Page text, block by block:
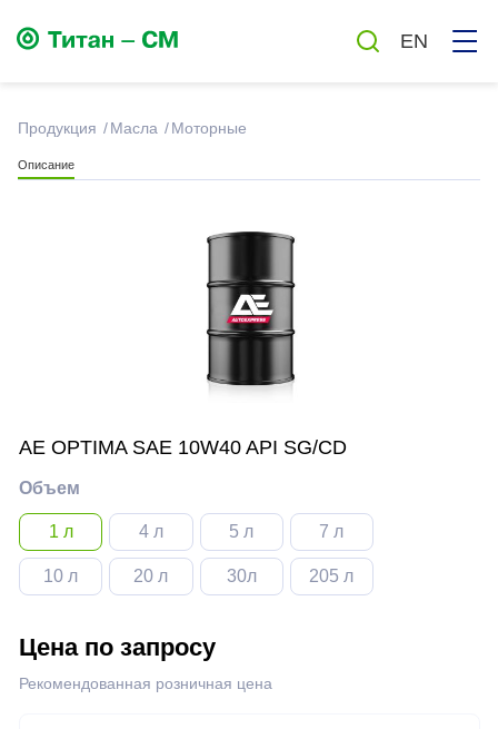
EN
Продукция Масла Моторные
Описание
AE OPTIMA SAE 10W40 API SG/CD
Объем
1 л 4 л 5 л 7 л
10 л 20 л 30л 205 л
Цена по запросу
Рекомендованная розничная цена
Смазки
Автохимия и автокосметика
Антисептики
Жидкости для розжига
Нефтегазовая отрасль
Металлургическая отрасль